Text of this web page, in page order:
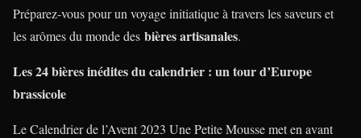
Préparez-vous pour un voyage initiatique à travers les saveurs et
les arômes du monde des bières artisanales.
Les 24 bières inédites du calendrier : un tour d’Europe
brassicole
Le Calendrier de l’Avent 2023 Une Petite Mousse met en avant